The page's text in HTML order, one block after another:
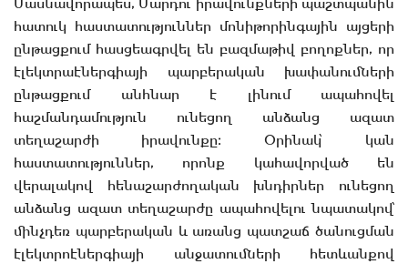
Մասնավորապես, Մարդու իրավունքների պաշտպանին
հատուկ հաստատություններ մոնիթորինգային այցերի
ընթացքում հասցեագրվել են բազմաթիվ բողոքներ, որ
էլեկտրաէներգիայի պարբերական խափանումների
ընթացքում անհնար է լինում ապահովել
հաշմանդամություն ունեցող անձանց ազատ
տեղաշարժի իրավունքը։ Օրինակ՝ կան
հաստատություններ, որոնք կահավորված են
վերալակով հենաշարժողական խնդիրներ ունեցող
անձանց ազատ տեղաշարժը ապահովելու նպատակով՝
մինչդեռ պարբերական և առանց պատշաճ ծանուցման
էլեկտրոէներգիայի անջատումների հետևանքով